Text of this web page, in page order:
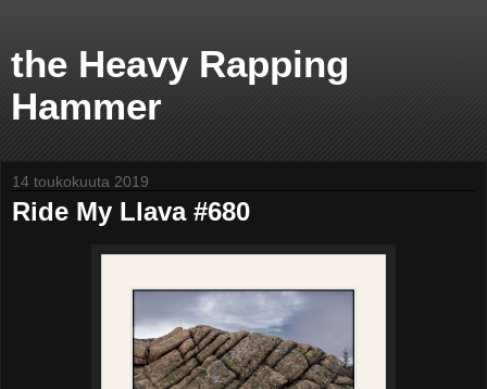
the Heavy Rapping
Hammer
14 toukokuuta 2019
Ride My Llava #680